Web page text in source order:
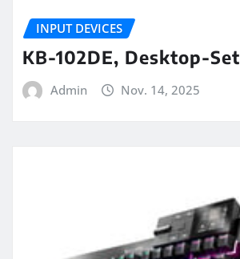
INPUT DEVICES
KB-102DE, Desktop-Set
Admin Nov. 14, 2025